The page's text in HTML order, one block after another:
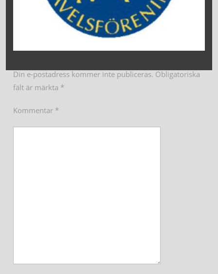
Din e-postadress kommer inte publiceras. Obligatoriska
fält är märkta *
Kommentar *